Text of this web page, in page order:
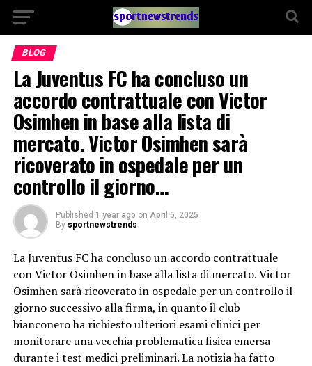
BLOG
La Juventus FC ha concluso un
accordo contrattuale con Victor
Osimhen in base alla lista di
mercato. Victor Osimhen sarà
ricoverato in ospedale per un
controllo il giorno…
Published 1 year ago on April 5, 2025
By sportnewstrends
La Juventus FC ha concluso un accordo contrattuale
con Victor Osimhen in base alla lista di mercato. Victor
Osimhen sarà ricoverato in ospedale per un controllo il
giorno successivo alla firma, in quanto il club
bianconero ha richiesto ulteriori esami clinici per
monitorare una vecchia problematica fisica emersa
durante i test medici preliminari. La notizia ha fatto